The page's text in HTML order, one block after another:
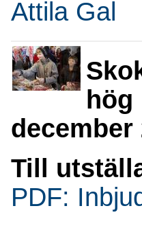
Attila Gal
hög
Till
PDF: